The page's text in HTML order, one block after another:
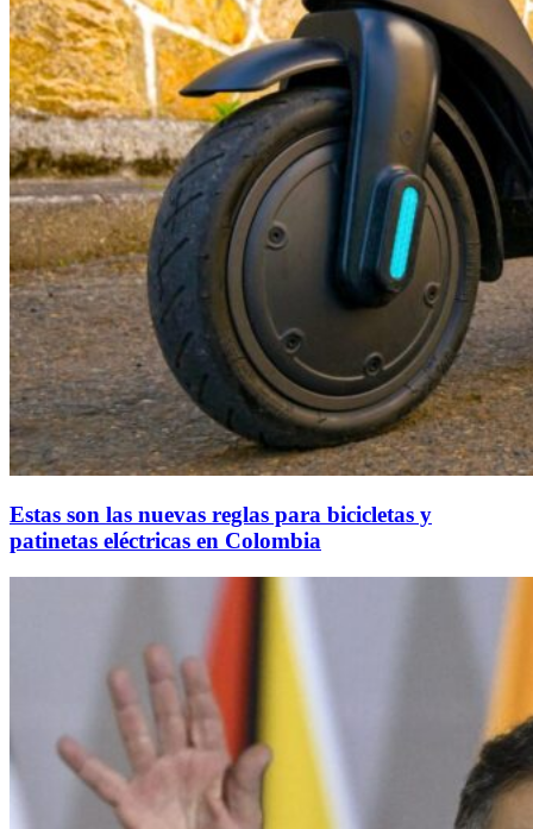
Estas son las nuevas reglas para bicicletas y
patinetas eléctricas en Colombia